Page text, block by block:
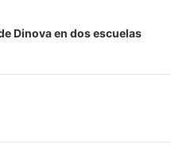
Dinova en dos escuelas